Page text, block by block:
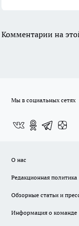
Комментарии на
Мы в социальных сетях
О нас
Редакционная политика
Обзорные статьи и
Информация о команде